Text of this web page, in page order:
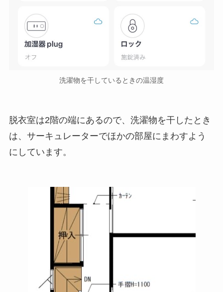
洗濯物を干しているときの温湿度
脱衣室は2階の端にあるので、洗濯物を干したとき
は、サーキュレーターでほかの部屋にまわすよう
にしています。